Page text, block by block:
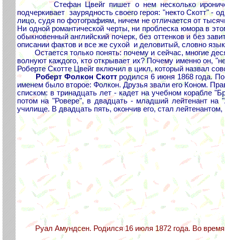
Стефан Цвейг пишет о нем несколько
подчеркивает заурядность своего героя: "некто Скотт"
лицо, судя по фотографиям, ничем не отличается от
Ни одной романтической черты, ни проблеска юмора в
обыкновенный английский почерк, без оттенков и без
описании фактов и все же сухой и деловитый, словно
Остается только понять: почему и сейчас, многие
волнуют каждого, кто открывает их? Почему именно он,
Роберте Скотте Цвейг включил в цикл, который назвал
Роберт Фолкон Скотт родился 6 июня 1868 года.
именем было второе: Фолкон. Друзья звали его Коном.
списком: в тринадцать лет - кадет на учебном корабле
потом на "Ровере", в двадцать - младший лейтенант на
училище. В двадцать пять, окончив его, стал
Руал Амундсен. Родился 16 июля 1872 года. Во